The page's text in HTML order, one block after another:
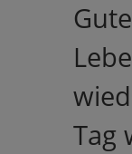
Tag